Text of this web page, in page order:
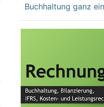
Buchhaltung ganz